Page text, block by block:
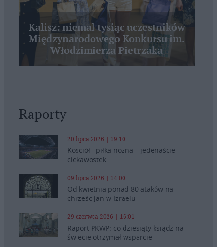
Kalisz: niemal tysiąc uczestników
Międzynarodowego Konkursu im.
Włodzimierza Pietrzaka
Raporty
20 lipca 2026 | 19:10
Kościół i piłka nożna – jedenaście
ciekawostek
09 lipca 2026 | 14:00
Od kwietnia ponad 80 ataków na
chrześcijan w Izraelu
29 czerwca 2026 | 16:01
Raport PKWP: co dziesiąty ksiądz na
świecie otrzymał wsparcie